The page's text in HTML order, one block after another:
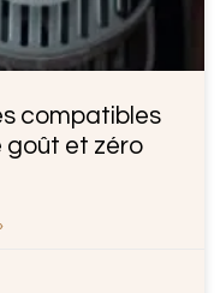
compatibles
goût et zéro